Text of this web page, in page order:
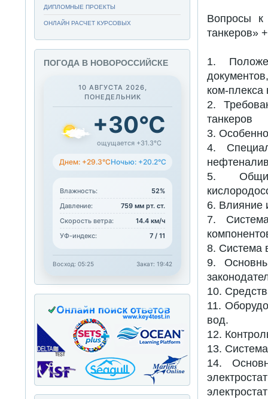
Вопросы к
танкеров»
1.
ком-плекса
2.
танкеров
3.
4.
5.
6. Влияние
7.
8. Система
9.
10.
11.
вод.
12.
13.
14.
ДИПЛОМНЫЕ ПРОЕКТЫ
ОНЛАЙН РАСЧЕТ КУРСОВЫХ
ПОГОДА В НОВОРОССИЙСКЕ
10 АВГУСТА 2026,
ПОНЕДЕЛЬНИК
+30°C
ощущается +31.3°C
Днем: +29.3°CНочью: +20.2°C
Влажность:
52%
Давление:
759 мм рт. ст.
Скорость ветра:
14.4 км/ч
УФ-индекс:
7 / 11
Восход: 05:25 Закат: 19:42